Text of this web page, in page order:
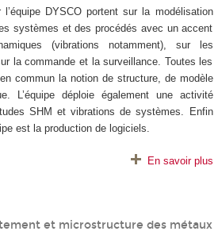
DYSCO portent sur la modélisation
systèmes et des procédés avec un accent
(vibrations notamment), sur les
la commande et la surveillance. Toutes les
commun la notion de structure, de modèle
L’équipe déploie également une activité
SHM et vibrations de systèmes. Enfin
est la production de logiciels.
En savoir plus
et microstructure des métaux